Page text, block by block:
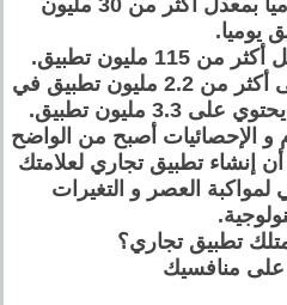
يوميا.
5- متجر أبل بلاي يحتوي على أكثر من 2.2 مليون تطبيق في
مليون تطبيق.
و الإحصائيات أصبح من الواضح
إنشاء تطبيق تجاري لعلامتك
لمواكبة العصر و التغيرات
تطبيق تجاري؟